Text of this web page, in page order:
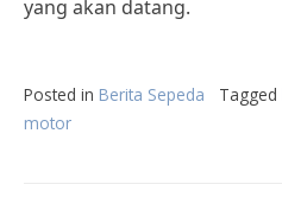
yang akan datang.
Posted in Berita Sepeda Tagged
motor